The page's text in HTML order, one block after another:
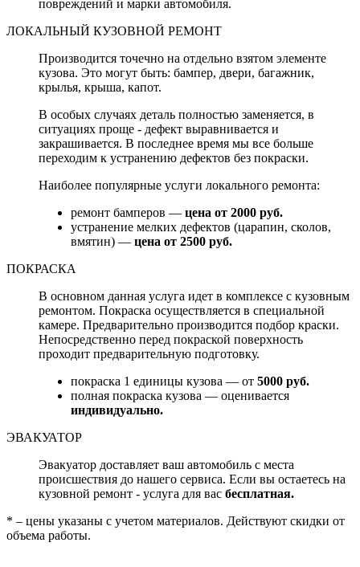
повреждений и марки автомобиля.
ЛОКАЛЬНЫЙ КУЗОВНОЙ РЕМОНТ
Производится точечно на отдельно взятом элементе
кузова. Это могут быть: бампер, двери, багажник,
крылья, крыша, капот.
В особых случаях деталь полностью заменяется, в
ситуациях проще - дефект выравнивается и
закрашивается. В последнее время мы все больше
переходим к устранению дефектов без покраски.
Наиболее популярные услуги локального ремонта:
ремонт бамперов — цена от 2000 руб.
устранение мелких дефектов (царапин, сколов,
вмятин) — цена от 2500 руб.
ПОКРАСКА
В основном данная услуга идет в комплексе с кузовным
ремонтом. Покраска осуществляется в специальной
камере. Предварительно производится подбор краски.
Непосредственно перед покраской поверхность
проходит предварительную подготовку.
покраска 1 единицы кузова — от 5000 руб.
полная покраска кузова — оценивается
индивидуально.
ЭВАКУАТОР
Эвакуатор доставляет ваш автомобиль с места
происшествия до нашего сервиса. Если вы остаетесь на
кузовной ремонт - услуга для вас бесплатная.
* – цены указаны с учетом материалов. Действуют скидки от
объема работы.